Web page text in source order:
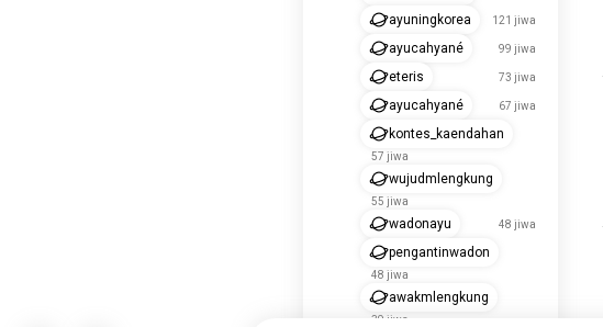
ayuningkorea 121 jiwa
ayucahyané 99 jiwa
eteris 73 jiwa
ayucahyané 67 jiwa
kontes_kaendahan
57 jiwa
wujudmlengkung
55 jiwa
wadonayu 48 jiwa
pengantinwadon
48 jiwa
awakmlengkung
39 jiwa